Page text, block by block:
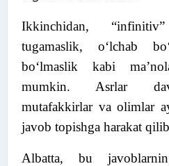
Ikkinchidan,
tugamaslik, o‘lchab
bo‘lmaslik kabi
mumkin. Asrlar
mutafakkirlar va olimlar
javob topishga harakat
Albatta, bu